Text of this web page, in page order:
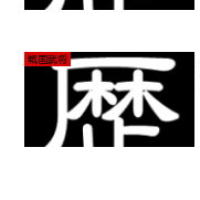
戦国武将